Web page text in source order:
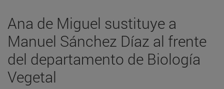
Ana de Miguel sustituye a
Manuel Sánchez Díaz al frente
del departamento de Biología
Vegetal